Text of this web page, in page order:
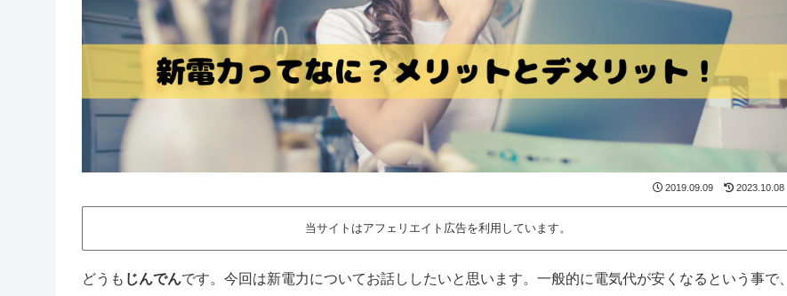
2019.09.09 2023.10.08
当サイトはアフェリエイト広告を利用しています。
どうも じんでんです。今回は新電力についてお話ししたいと思います。一般的に電気代が安くなるという事で、